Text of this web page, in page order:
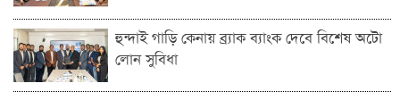
হুন্দাই গাড়ি কেনায় ব্র্যাক ব্যাংক দেবে বিশেষ অটো
লোন সুবিধা